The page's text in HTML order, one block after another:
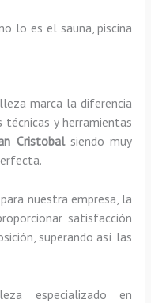
lo es el sauna, piscina
marca la diferencia
y herramientas
Cristobalsiendo muy
nuestra empresa, la
satisfacción
superando así las
especializado en